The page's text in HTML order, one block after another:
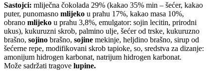
Sastojci: mliječna čokolada 29% (kakao 35% min – šećer, kakao
puter, punomasno mlijeko u prahu 17%, kakao masa 10%,
obrano mlijeko u prahu 3,8%, emulgator: sojin lecitin, prirodni
ukus), kukuruzni skrob, palmino ulje, šećer od trske, kukuruzno
brašno, sojino brašno, sojine mekinje, heljdino brašno, sirup od
šećerne repe, modifikovani skrob tapioke, so, sredstva za dizanje:
amonijum hidrogen karbonat, natrijum hidrogen karbonat.
Može sadržati tragove lupine.